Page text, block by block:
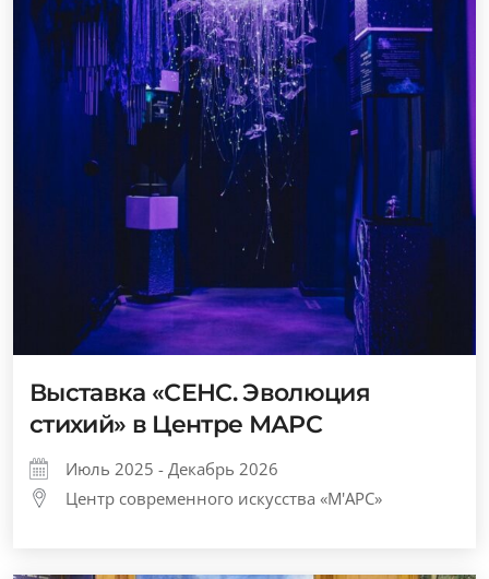
Выставка «СЕНС. Эволюция
стихий» в Центре МАРС
Июль 2025 - Декабрь 2026
Центр современного искусства «М'АРС»